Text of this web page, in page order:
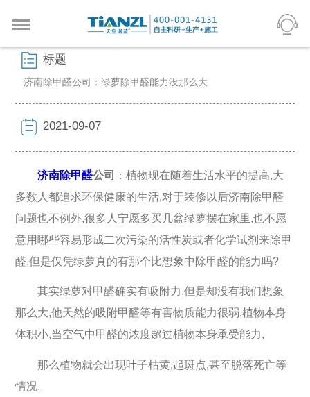
标题
济南除甲醛公司​：绿萝除甲醛能力没那么大
2021-09-07
济南除甲醛公司
：植物现在随着生活水平的提高,大
多数人都追求环保健康的生活,对于装修以后济南除甲醛
问题也不例外,很多人宁愿多买几盆绿萝摆在家里,也不愿
意用哪些容易形成二次污染的活性炭或者化学试剂来除甲
醛,但是仅凭绿萝真的有那个比想象中除甲醛的能力吗?
其实绿萝对甲醛确实有吸附力,但是却没有我们想象
那么大,他天然的吸附甲醛等有害物质能力很弱,植物本身
体积小,当空气中甲醛的浓度超过植物本身承受能力,
那么植物就会出现叶子枯黄,起斑点,甚至脱落死亡等
情况.